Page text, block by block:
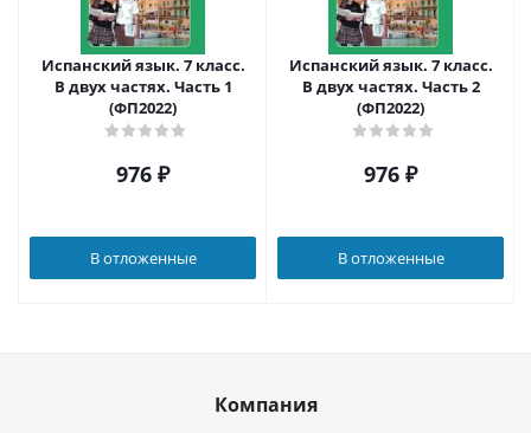
Испанский язык. 7 класс.
В двух частях. Часть 1
(ФП2022)
976 ₽
В отложенные
Испанский язык. 7 класс.
В двух частях. Часть 2
(ФП2022)
976 ₽
В отложенные
Компания